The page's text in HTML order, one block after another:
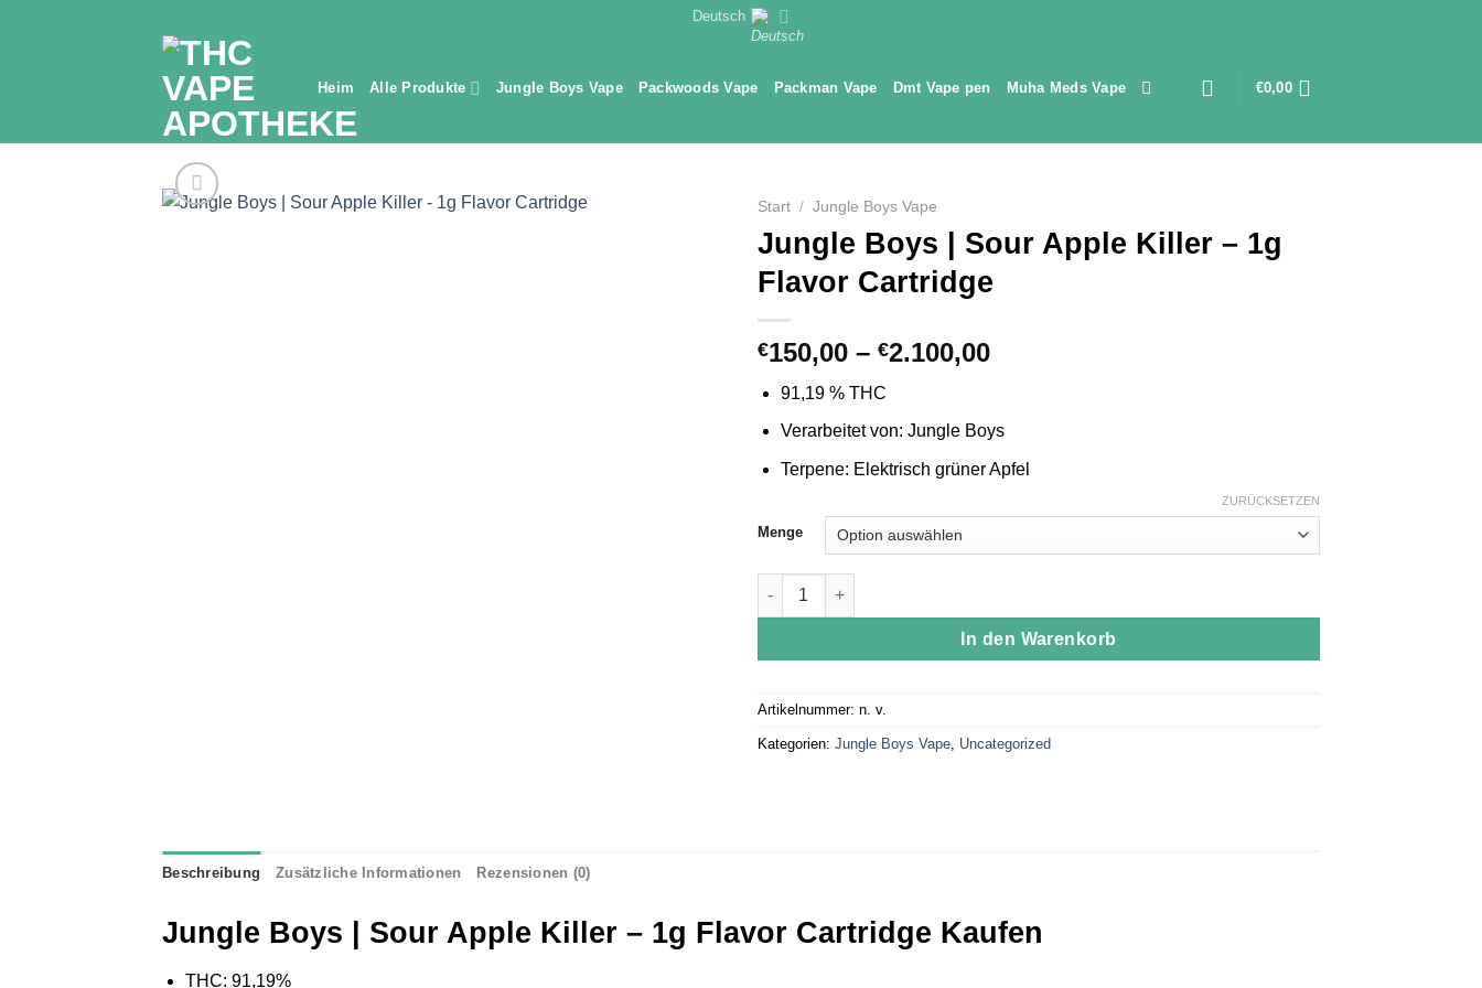
Deutsch
Heim Alle Produkte Jungle Boys Vape Packwoods Vape Packman Vape Dmt Vape pen Muha Meds Vape €0,00
Start / Jungle Boys Vape
Jungle Boys | Sour Apple Killer – 1g
Flavor Cartridge
€150,00 – €2.100,00Preisspanne:
€2.100,00
91,19 % THC
Verarbeitet von: Jungle Boys
Terpene: Elektrisch grüner Apfel
Menge
ZURÜCKSETZEN
Jungle Boys | Sour Apple Killer - 1g Flavor Cartridge Menge
In den Warenkorb
Artikelnummer: n. v.
Kategorien: Jungle Boys Vape Uncategorized
Beschreibung Zusätzliche Informationen Rezensionen (0)
Jungle Boys | Sour Apple Killer – 1g Flavor Cartridge Kaufen
THC: 91,19%